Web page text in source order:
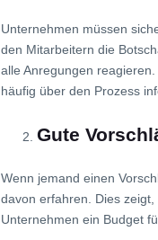
Unternehmen müssen
den Mitarbeitern die
alle Anregungen
häufig über den Prozess
Gute
Wenn jemand einen
davon erfahren. Dies
Unternehmen ein Budget